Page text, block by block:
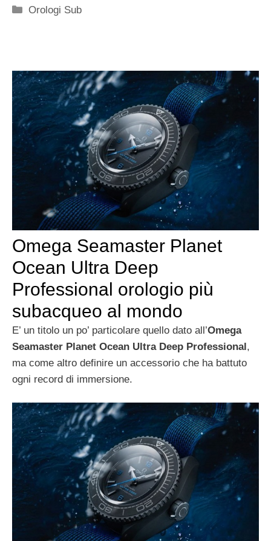
Categorie
Orologi Sub
Omega Seamaster Planet
Ocean Ultra Deep
Professional orologio più
subacqueo al mondo
E’ un titolo un po’ particolare quello dato all’Omega
Seamaster Planet Ocean Ultra Deep Professional,
ma come altro definire un accessorio che ha battuto
ogni record di immersione.